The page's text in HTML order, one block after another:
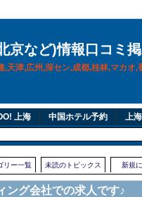
京など)情報口コミ
,天津,広州,深セン,成都,桂林,マカオ
上海 中国ホテル予約 上
リー一覧 未読のトピックス 新規
ング会社での求人です♪